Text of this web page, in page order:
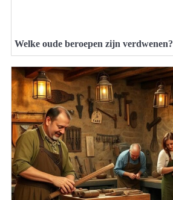
Welke oude beroepen zijn verdwenen?